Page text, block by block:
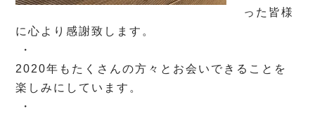
った皆様
に心より感謝致します。
・
2020年もたくさんの方々とお会いできることを
楽しみにしています。
・